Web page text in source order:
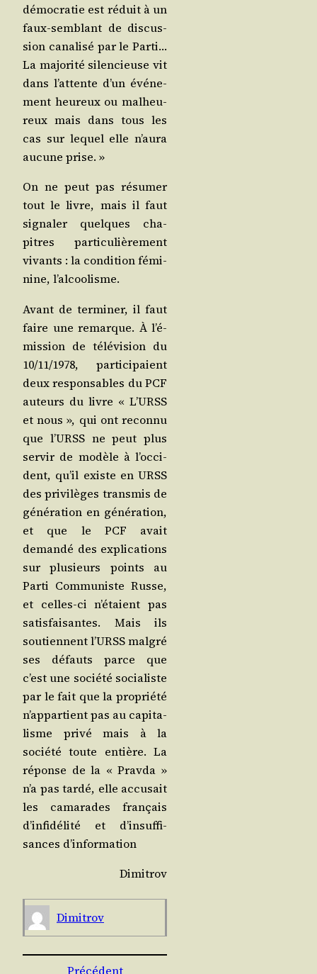
démo­cra­tie est réduit à un
faux-sem­blant de dis­cus­
sion cana­li­sé par le Par­ti…
La majo­ri­té silen­cieuse vit
dans l’at­tente d’un évé­ne­
ment heu­reux ou mal­heu­
reux mais dans tous les
cas sur lequel elle n’au­ra
aucune prise. »
On ne peut pas résu­mer
tout le livre, mais il faut
signa­ler quelques cha­
pitres par­ti­cu­liè­re­ment
vivants : la condi­tion fémi­
nine, l’alcoolisme.
Avant de ter­mi­ner, il faut
faire une remarque. À l’é­
mis­sion de télé­vi­sion du
10/​11/​1978, par­ti­ci­paient
deux res­pon­sables du PCF
auteurs du livre « L’URSS
et nous », qui ont recon­nu
que l’URSS ne peut plus
ser­vir de modèle à l’oc­ci­
dent, qu’il existe en URSS
des pri­vi­lèges trans­mis de
géné­ra­tion en géné­ra­tion,
et que le PCF avait
deman­dé des expli­ca­tions
sur plu­sieurs points au
Par­ti Com­mu­niste Russe,
et celles-ci n’é­taient pas
satis­fai­santes. Mais ils
sou­tiennent l’URSS mal­gré
ses défauts parce que
c’est une socié­té socia­liste
par le fait que la pro­prié­té
n’ap­par­tient pas au capi­ta­
lisme pri­vé mais à la
socié­té toute entière. La
réponse de la « Prav­da »
n’a pas tar­dé, elle accu­sait
les cama­rades fran­çais
d’in­fi­dé­li­té et d’in­suf­fi­
sances d’information
Dimi­trov
Dimi­trov
Précédent